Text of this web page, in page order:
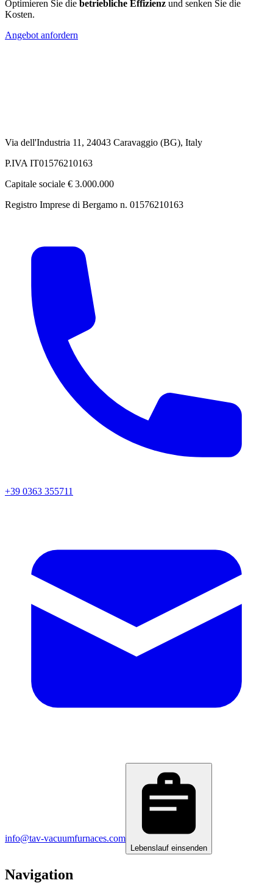
Optimieren Sie die betriebliche Effizienz und senken Sie die
Kosten.
Angebot anfordern
Via dell'Industria 11, 24043 Caravaggio (BG), Italy
P.IVA IT01576210163
Capitale sociale € 3.000.000
Registro Imprese di Bergamo n. 01576210163
+39 0363 355711
info@tav-vacuumfurnaces.com
Lebenslauf einsenden
Navigation